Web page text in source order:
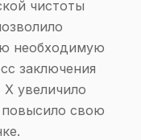
чистоты
необходимую
заключения
X увеличило
повысило свою